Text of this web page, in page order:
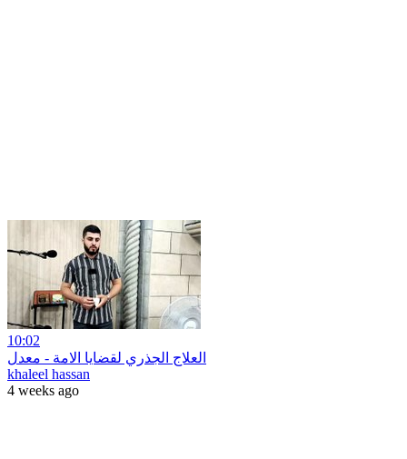
10:02
العلاج الجذري لقضايا الامة - معدل
khaleel hassan
4 weeks ago